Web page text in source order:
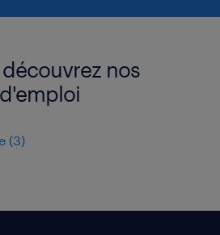
nos
(3)